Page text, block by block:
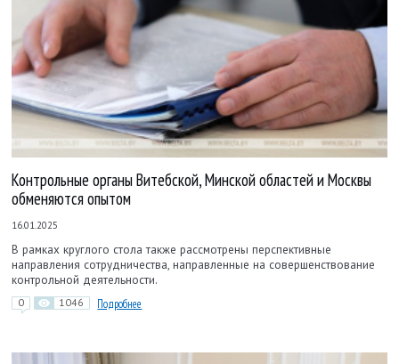
Контрольные органы Витебской, Минской областей и Москвы
обменяются опытом
16.01.2025
В рамках круглого стола также рассмотрены перспективные
направления сотрудничества, направленные на совершенствование
контрольной деятельности.
0 1046 Подробнее